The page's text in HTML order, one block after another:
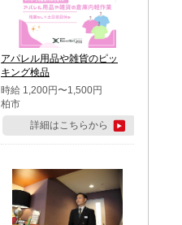
アパレル用品や雑貨のピッ
キング検品
時給 1,200円〜1,500円
柏市
詳細はこちらから